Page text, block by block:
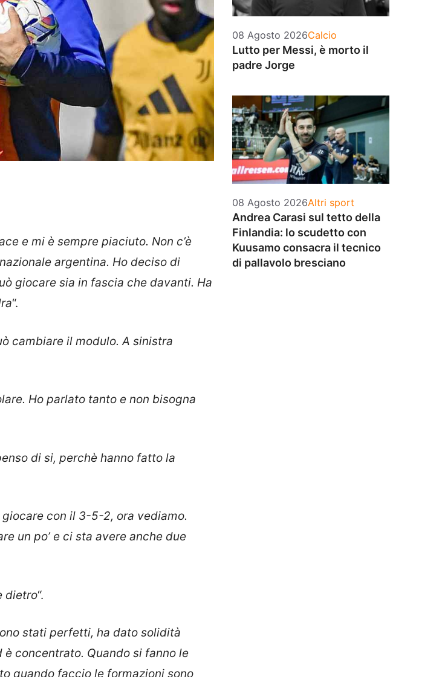
e mi è sempre piaciuto. Non c’è
argentina. Ho deciso di
giocare sia in fascia che davanti. Ha
“.
cambiare il modulo. A sinistra
Ho parlato tanto e non bisogna
di si, perchè hanno fatto la
giocare con il 3-5-2, ora vediamo.
un po’ e ci sta avere anche due
dietro“.
stati perfetti, ha dato solidità
concentrato. Quando si fanno le
quando faccio le formazioni sono
08 Agosto 2026Categorie
Calcio
Lutto per Messi, è morto il
padre Jorge
08 Agosto 2026Categorie
Altri sport
Andrea Carasi sul tetto della
Finlandia: lo scudetto con
Kuusamo consacra il tecnico
di pallavolo bresciano